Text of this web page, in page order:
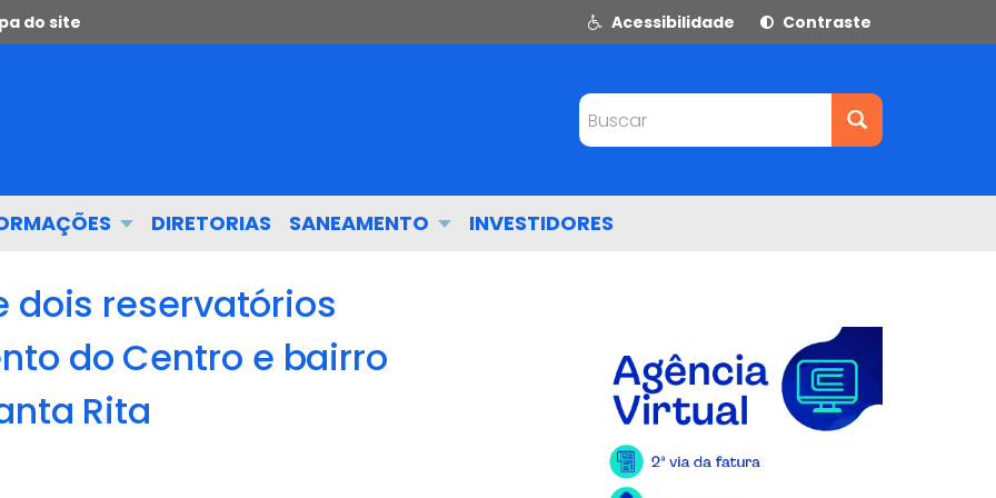
do site Acessibilidade Contraste
Buscar
DIRETORIAS SANEAMENTO INVESTIDORES
dois reservatórios
do Centro e bairro
Rita